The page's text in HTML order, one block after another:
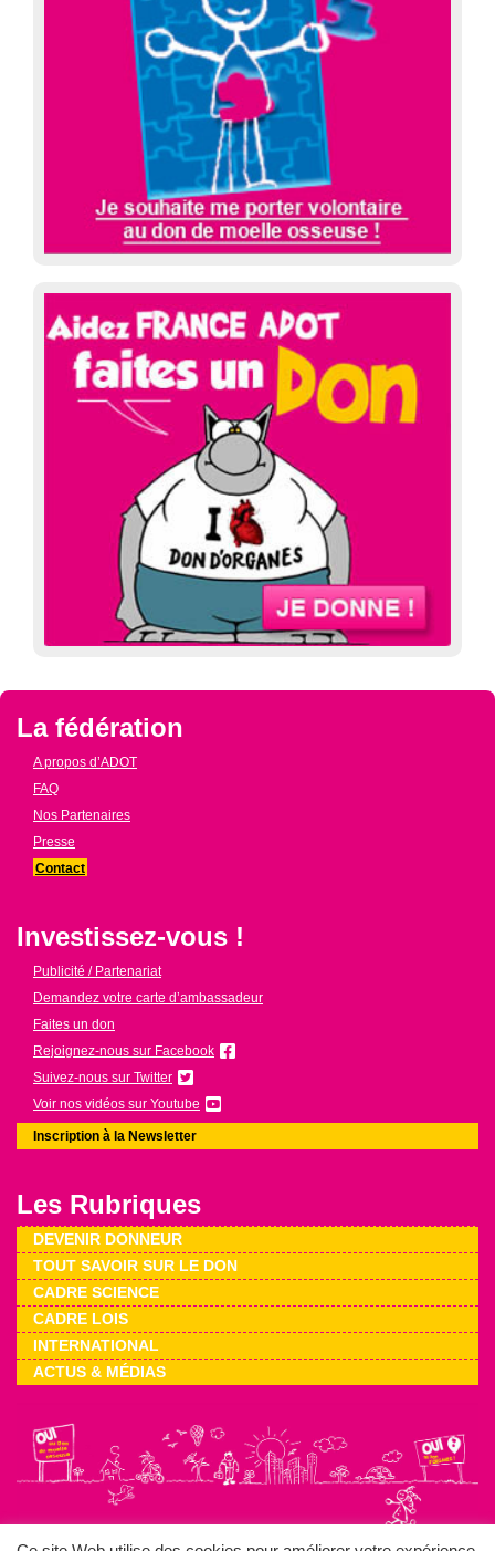
La fédération
A propos d’ADOT
FAQ
Nos Partenaires
Presse
Contact
Investissez-vous !
Publicité / Partenariat
Demandez votre carte d’ambassadeur
Faites un don
Rejoignez-nous sur Facebook
Suivez-nous sur Twitter
Voir nos vidéos sur Youtube
Inscription à la Newsletter
Les Rubriques
DEVENIR DONNEUR
TOUT SAVOIR SUR LE DON
CADRE SCIENCE
CADRE LOIS
INTERNATIONAL
ACTUS & MÉDIAS